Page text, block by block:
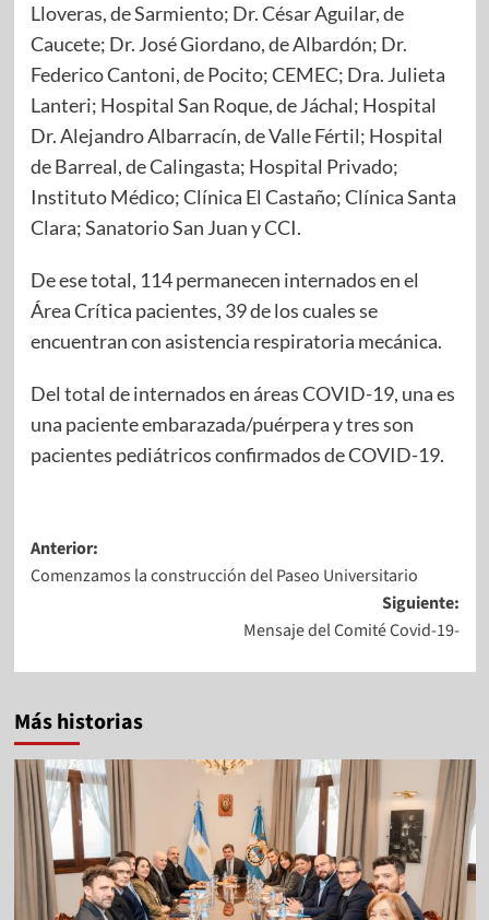
Lloveras, de Sarmiento; Dr. César Aguilar, de
Caucete; Dr. José Giordano, de Albardón; Dr.
Federico Cantoni, de Pocito; CEMEC; Dra. Julieta
Lanteri; Hospital San Roque, de Jáchal; Hospital
Dr. Alejandro Albarracín, de Valle Fértil; Hospital
de Barreal, de Calingasta; Hospital Privado;
Instituto Médico; Clínica El Castaño; Clínica Santa
Clara; Sanatorio San Juan y CCI.
De ese total, 114 permanecen internados en el
Área Crítica pacientes, 39 de los cuales se
encuentran con asistencia respiratoria mecánica.
Del total de internados en áreas COVID-19, una es
una paciente embarazada/puérpera y tres son
pacientes pediátricos confirmados de COVID-19.
Anterior:
Comenzamos la construcción del Paseo Universitario
Siguiente:
Mensaje del Comité Covid-19-
Más historias